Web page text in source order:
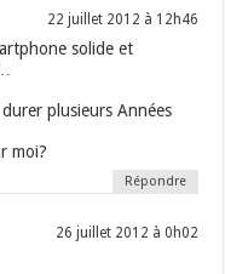
22 juillet 2012 à 12h46
solide et
plusieurs Années
moi?
Répondre
26 juillet 2012 à 0h02